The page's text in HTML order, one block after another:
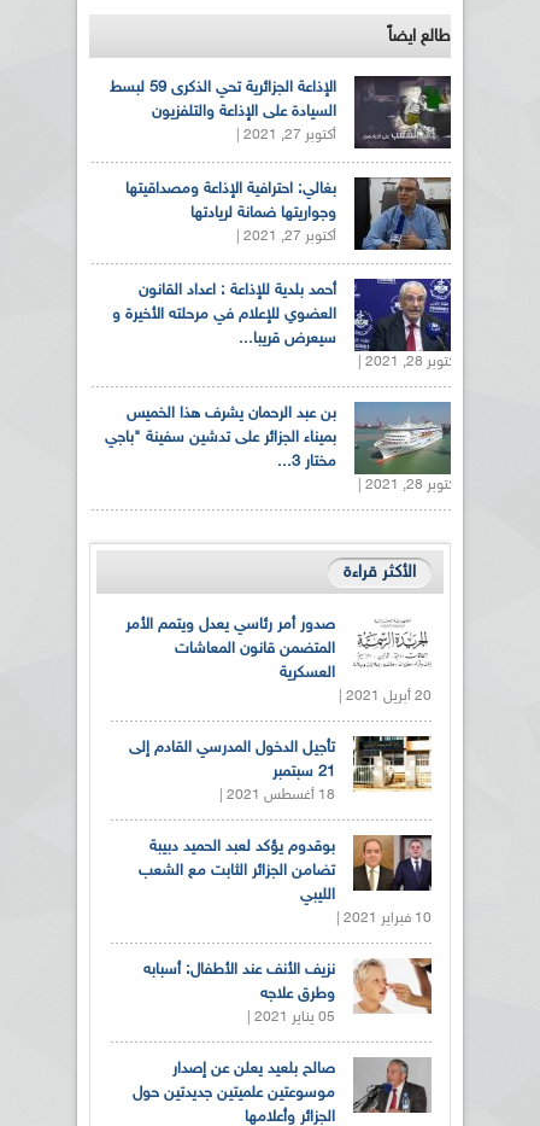
طالع ايضاً
الإذاعة الجزائرية تحي الذكرى 59 لبسط
السيادة على الإذاعة والتلفزيون
أكتوبر 27, 2021 |
بغالي: احترافية الإذاعة ومصداقيتها
وجواريتها ضمانة لريادتها
أكتوبر 27, 2021 |
أحمد بلدية للإذاعة : اعداد القانون
العضوي للإعلام في مرحلته الأخيرة و
سيعرض قريبا...
أكتوبر 28, 2021 |
بن عبد الرحمان يشرف هذا الخميس
بميناء الجزائر على تدشين سفينة "باجي
مختار 3...
أكتوبر 28, 2021 |
الأكثر قراءة
صدور أمر رئاسي يعدل ويتمم الأمر
المتضمن قانون المعاشات
العسكرية
20 أبريل 2021 |
تأجيل الدخول المدرسي القادم إلى
21 سبتمبر
18 أغسطس 2021 |
بوقدوم يؤكد لعبد الحميد دبيبة
تضامن الجزائر الثابت مع الشعب
الليبي
10 فبراير 2021 |
نزيف الأنف عند الأطفال: أسبابه
وطرق علاجه
05 يناير 2021 |
صالح بلعيد يعلن عن إصدار
موسوعتين علميتين جديدتين حول
الجزائر وأعلامها